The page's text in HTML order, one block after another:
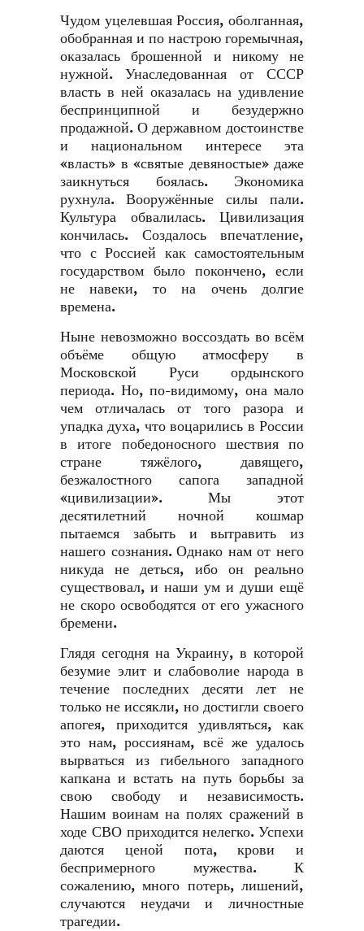
Чудом уцелевшая Россия, оболганная,
обобранная и по настрою горемычная,
оказалась брошенной и никому не
нужной. Унаследованная от СССР
власть в ней оказалась на удивление
беспринципной и безудержно
продажной. О державном достоинстве
и национальном интересе эта
«власть» в «святые девяностые» даже
заикнуться боялась. Экономика
рухнула. Вооружённые силы пали.
Культура обвалилась. Цивилизация
кончилась. Создалось впечатление,
что с Россией как самостоятельным
государством было покончено, если
не навеки, то на очень долгие
времена.
Ныне невозможно воссоздать во всём
объёме общую атмосферу в
Московской Руси ордынского
периода. Но, по-видимому, она мало
чем отличалась от того разора и
упадка духа, что воцарились в России
в итоге победоносного шествия по
стране тяжёлого, давящего,
безжалостного сапога западной
«цивилизации». Мы этот
десятилетний ночной кошмар
пытаемся забыть и вытравить из
нашего сознания. Однако нам от него
никуда не деться, ибо он реально
существовал, и наши ум и души ещё
не скоро освободятся от его ужасного
бремени.
Глядя сегодня на Украину, в которой
безумие элит и слабоволие народа в
течение последних десяти лет не
только не иссякли, но достигли своего
апогея, приходится удивляться, как
это нам, россиянам, всё же удалось
вырваться из гибельного западного
капкана и встать на путь борьбы за
свою свободу и независимость.
Нашим воинам на полях сражений в
ходе СВО приходится нелегко. Успехи
даются ценой пота, крови и
беспримерного мужества. К
сожалению, много потерь, лишений,
случаются неудачи и личностные
трагедии.